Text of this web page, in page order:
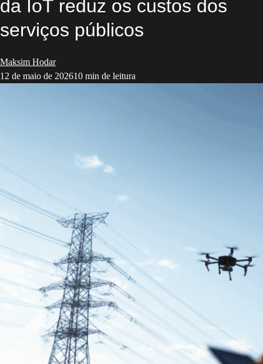
da IoT reduz os custos dos
serviços públicos
Maksim Hodar
12 de maio de 202610 min de leitura